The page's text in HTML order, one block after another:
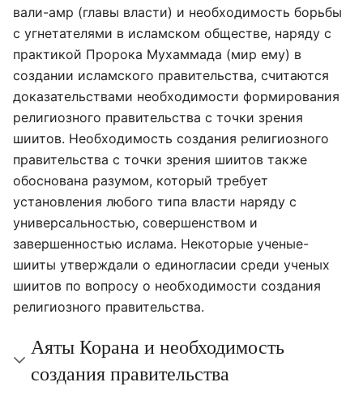
вали-амр (главы власти) и необходимость борьбы
с угнетателями в исламском обществе, наряду с
практикой Пророка Мухаммада (мир ему) в
создании исламского правительства, считаются
доказательствами необходимости формирования
религиозного правительства с точки зрения
шиитов. Необходимость создания религиозного
правительства с точки зрения шиитов также
обоснована разумом, который требует
установления любого типа власти наряду с
универсальностью, совершенством и
завершенностью ислама. Некоторые ученые-
шииты утверждали о единогласии среди ученых
шиитов по вопросу о необходимости создания
религиозного правительства.
Аяты Корана и необходимость
создания правительства